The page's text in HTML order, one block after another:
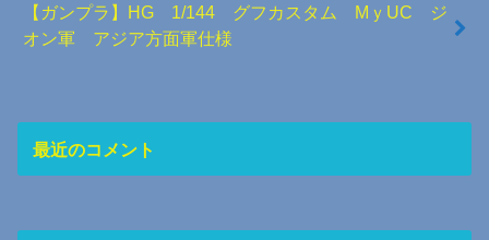
【ガンプラ】HG 1/144 グフカスタム MｙUC ジ
オン軍 アジア方面軍仕様
最近のコメント